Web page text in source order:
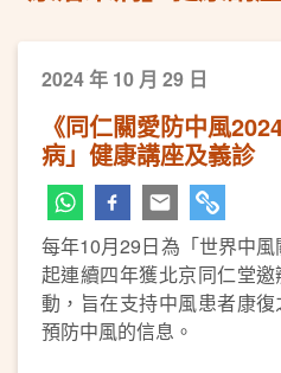
2024 年 10 月 29 日
《同仁關愛防中風
病」健康講座及義診
每年10月29日為「世界中
起連續四年獲北京同仁堂
動，旨在支持中風患者康
預防中風的信息。